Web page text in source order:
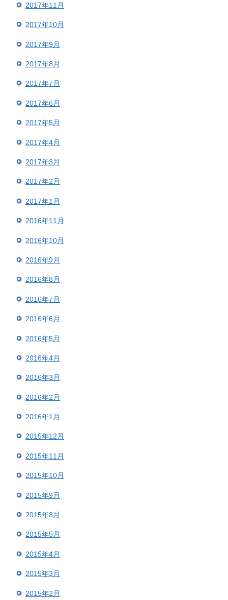
2017年11月
2017年10月
2017年9月
2017年8月
2017年7月
2017年6月
2017年5月
2017年4月
2017年3月
2017年2月
2017年1月
2016年11月
2016年10月
2016年9月
2016年8月
2016年7月
2016年6月
2016年5月
2016年4月
2016年3月
2016年2月
2016年1月
2015年12月
2015年11月
2015年10月
2015年9月
2015年8月
2015年5月
2015年4月
2015年3月
2015年2月